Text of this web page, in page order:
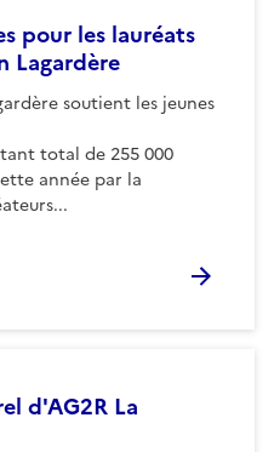
pour les lauréats
Lagardère
soutient les jeunes
total de 255 000
année par la
d'AG2R La